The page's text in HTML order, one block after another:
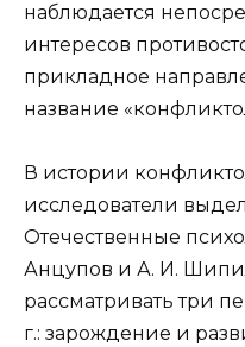
наблюдается
интересов
прикладное
название
В истории
исследователи
Отечественные
Анцупов и А. И.
рассматривать три
г.: зарождение и